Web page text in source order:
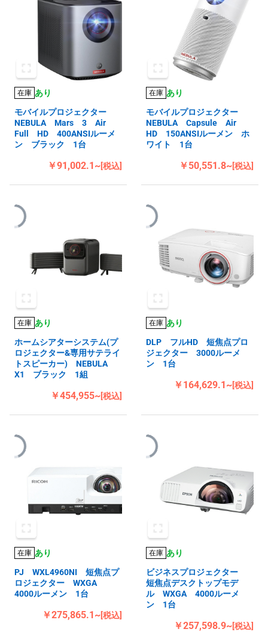
在庫 あり
モバイルプロジェクター
NEBULA Mars 3 Air
Full HD 400ANSIルーメ
ン ブラック 1台
￥91,002.1~[税込]
在庫 あり
モバイルプロジェクター
NEBULA Capsule Air
HD 150ANSIルーメン ホ
ワイト 1台
￥50,551.8~[税込]
在庫 あり
ホームシアターシステム(プ
ロジェクター&専用サテライ
トスピーカー) NEBULA
X1 ブラック 1組
￥454,955~[税込]
在庫 あり
DLP フルHD 短焦点プロ
ジェクター 3000ルーメ
ン 1台
￥164,629.1~[税込]
在庫 あり
PJ WXL4960NI 短焦点プ
ロジェクター WXGA
4000ルーメン 1台
￥275,865.1~[税込]
在庫 あり
ビジネスプロジェクター
短焦点デスクトップモデ
ル WXGA 4000ルーメ
ン 1台
￥257,598.9~[税込]